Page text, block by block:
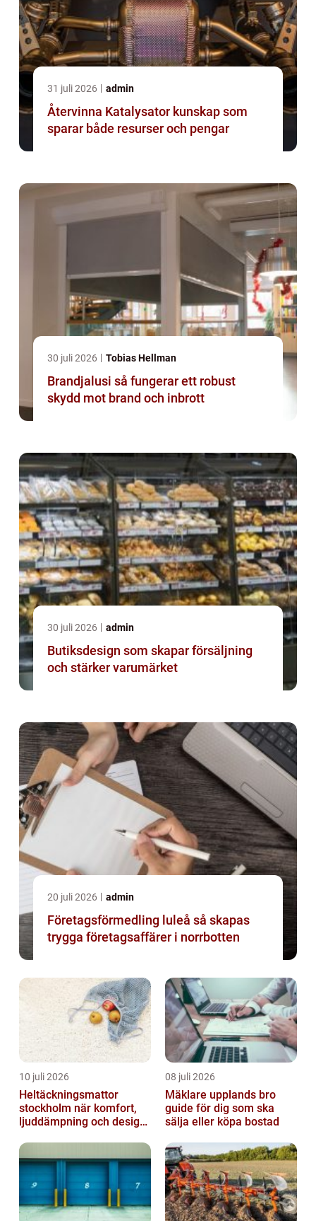
31 juli 2026 admin
Återvinna Katalysator kunskap som
sparar både resurser och pengar
30 juli 2026 Tobias Hellman
Brandjalusi så fungerar ett robust
skydd mot brand och inbrott
30 juli 2026 admin
Butiksdesign som skapar försäljning
och stärker varumärket
20 juli 2026 admin
Företagsförmedling luleå så skapas
trygga företagsaffärer i norrbotten
10 juli 2026
Heltäckningsmattor
stockholm när komfort,
ljuddämpning och design
08 juli 2026
Mäklare upplands bro
guide för dig som ska
sälja eller köpa bostad